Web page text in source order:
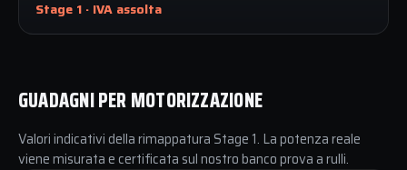
Stage 1 · IVA assolta
GUADAGNI PER MOTORIZZAZIONE
Valori indicativi della rimappatura Stage 1. La potenza reale
viene misurata e certificata sul nostro banco prova a rulli.